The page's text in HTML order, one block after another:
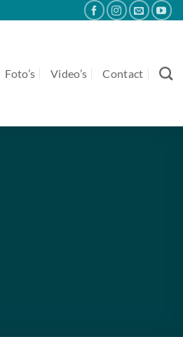
Foto’s Video’s Contact